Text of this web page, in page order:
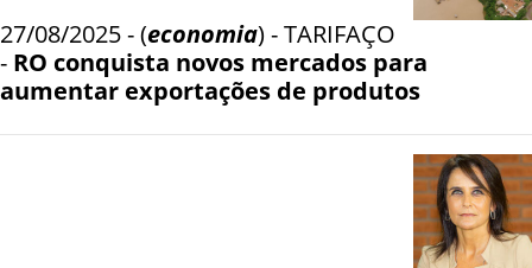
27/08/2025 - (economia) - TARIFAÇO
- RO conquista novos mercados para
aumentar exportações de produtos